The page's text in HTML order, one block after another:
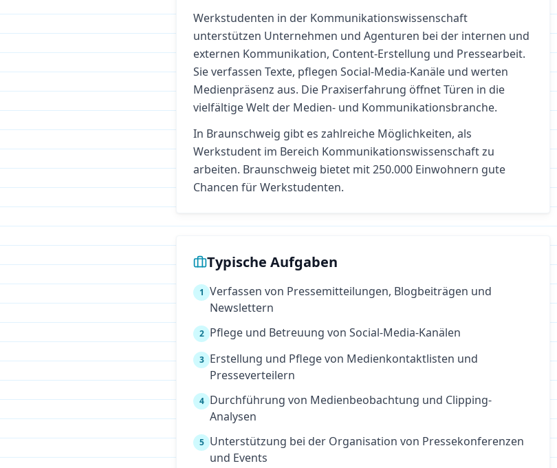
Werkstudenten in der Kommunikationswissenschaft
unterstützen Unternehmen und Agenturen bei der internen und
externen Kommunikation, Content-Erstellung und Pressearbeit.
Sie verfassen Texte, pflegen Social-Media-Kanäle und werten
Medienpräsenz aus. Die Praxiserfahrung öffnet Türen in die
vielfältige Welt der Medien- und Kommunikationsbranche.
In Braunschweig gibt es zahlreiche Möglichkeiten, als
Werkstudent im Bereich Kommunikationswissenschaftzu
arbeiten. Braunschweig bietet mit 250.000 Einwohnern gute
Chancen für Werkstudenten.
Typische Aufgaben
1 Verfassen von Pressemitteilungen, Blogbeiträgen und
Newslettern
2 Pflege und Betreuung von Social-Media-Kanälen
3 Erstellung und Pflege von Medienkontaktlisten und
Presseverteilern
4 Durchführung von Medienbeobachtung und Clipping-
Analysen
5 Unterstützung bei der Organisation von Pressekonferenzen
und Events